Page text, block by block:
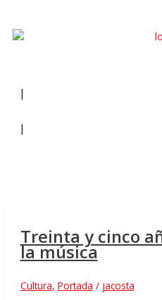
|
|
Treinta y cinco
la música
Cultura, Portada / jacosta